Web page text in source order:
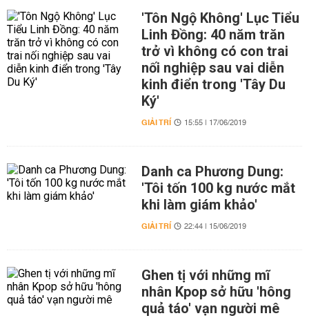
'Tôn Ngộ Không' Lục Tiểu
Linh Đồng: 40 năm trăn
trở vì không có con trai
nối nghiệp sau vai diễn
kinh điển trong 'Tây Du
Ký'
GIẢI TRÍ 15:55 | 17/06/2019
Danh ca Phương Dung:
'Tôi tốn 100 kg nước mắt
khi làm giám khảo'
GIẢI TRÍ 22:44 | 15/06/2019
Ghen tị với những mĩ
nhân Kpop sở hữu 'hông
quả táo' vạn người mê